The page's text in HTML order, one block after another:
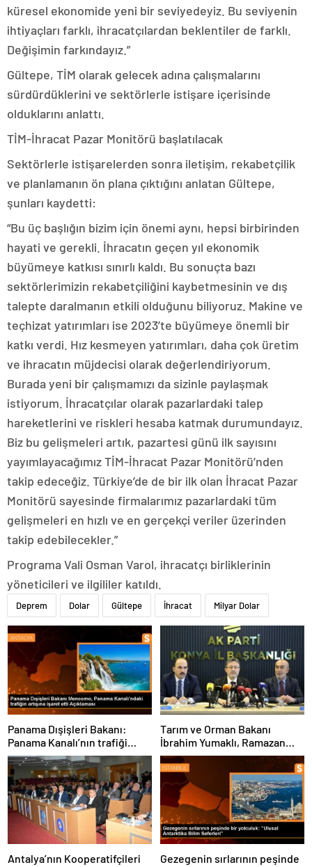
küresel ekonomide yeni bir seviyedeyiz. Bu seviyenin
ihtiyaçları farklı, ihracatçılardan beklentiler de farklı.
Değişimin farkındayız.”
Gültepe, TİM olarak gelecek adına çalışmalarını
sürdürdüklerini ve sektörlerle istişare içerisinde
olduklarını anlattı.
TİM-İhracat Pazar Monitörü başlatılacak
Sektörlerle istişarelerden sonra iletişim, rekabetçilik
ve planlamanın ön plana çıktığını anlatan Gültepe,
şunları kaydetti:
“Bu üç başlığın bizim için önemi aynı, hepsi birbirinden
hayati ve gerekli. İhracatın geçen yıl ekonomik
büyümeye katkısı sınırlı kaldı. Bu sonuçta bazı
sektörlerimizin rekabetçiliğini kaybetmesinin ve dış
talepte daralmanın etkili olduğunu biliyoruz. Makine ve
teçhizat yatırımları ise 2023’te büyümeye önemli bir
katkı verdi. Hız kesmeyen yatırımları, daha çok üretim
ve ihracatın müjdecisi olarak değerlendiriyorum.
Burada yeni bir çalışmamızı da sizinle paylaşmak
istiyorum. İhracatçılar olarak pazarlardaki talep
hareketlerini ve riskleri hesaba katmak durumundayız.
Biz bu gelişmeleri artık, pazartesi günü ilk sayısını
yayımlayacağımız TİM-İhracat Pazar Monitörü’nden
takip edeceğiz. Türkiye’de de bir ilk olan İhracat Pazar
Monitörü sayesinde firmalarımız pazarlardaki tüm
gelişmeleri en hızlı ve en gerçekçi veriler üzerinden
takip edebilecekler.”
Programa Vali Osman Varol, ihracatçı birliklerinin
yöneticileri ve ilgililer katıldı.
Deprem Dolar Gültepe İhracat Milyar Dolar
Panama Dışişleri Bakanı:
Panama Kanalı’nın trafiği
artıyor
Tarım ve Orman Bakanı
İbrahim Yumaklı, Ramazan
denetimlerini
sıklaştırdıklarını açıkladı
Antalya’nın Kooperatifçileri
Gezegenin sırlarının peşinde